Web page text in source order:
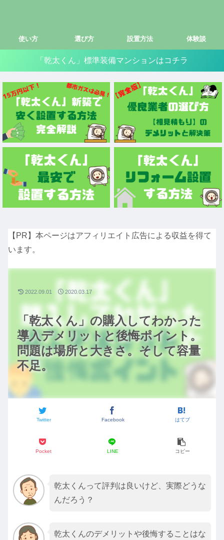
使い方 選び方 設置方法 体験談
「乾太くん」標準装備マンションはコチラ
【PR】本ページはアフィリエイト広告による収益を得て
います。
「乾太くん」の購入してわかった
導入デメリットと後悔ポイント。
問題は場所と大きさ。そして容量
不足。
Twitter Facebook はてブ
Pocket LINE コピー
2022.09.01 2020.03.17
乾太くんって評判は良いけど、実際どうな
んだろう？
乾太くんのデメリットや後悔することはな